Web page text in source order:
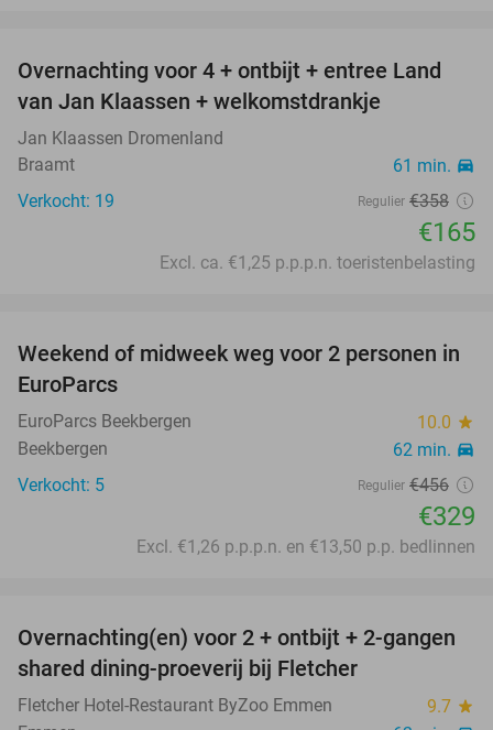
54%
Overnachting voor 4 + ontbijt + entree Land
van Jan Klaassen + welkomstdrankje
Jan Klaassen Dromenland
Braamt
61 min. directions_car
Verkocht: 19 Regulier €358
€165
Excl. ca. €1,25 p.p.p.n. toeristenbelasting
28%
Weekend of midweek weg voor 2 personen in
EuroParcs
EuroParcs Beekbergen 10.0 star
Beekbergen 62 min. directions_car
Verkocht: 5 Regulier €456
€329
Excl. €1,26 p.p.p.n. en €13,50 p.p. bedlinnen
38%
Overnachting(en) voor 2 + ontbijt + 2-gangen
shared dining-proeverij bij Fletcher
Fletcher Hotel-Restaurant ByZoo Emmen 9.7 star